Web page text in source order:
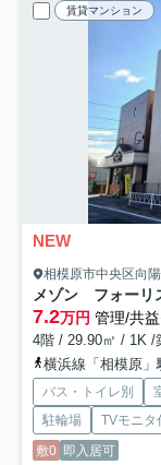
賃貸マンション
NEW
相模原市中央区向
メゾン フォーリ
7.2万円 管理/共
4階 / 29.90㎡ / 1K /
横浜線「相模原」
バス・トイレ別
駐輪場
TVモニタ
敷0 即入居可